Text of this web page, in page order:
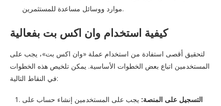
موارد ووسائل مساعدة للمستثمرين.
كيفية استخدام وان اكس بت بفعالية
لتحقيق أقصى استفادة من استخدام عملة «وان اكس بت»، يجب على
المستخدمين اتباع بعض الخطوات الأساسية. يمكن تلخيص هذه الخطوات
في النقاط التالية:
التسجيل على المنصة: يجب على المستخدمين إنشاء حساب على